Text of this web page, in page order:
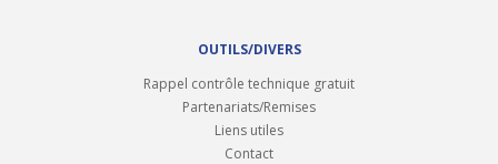
OUTILS/DIVERS
Rappel contrôle technique gratuit
Partenariats/Remises
Liens utiles
Contact